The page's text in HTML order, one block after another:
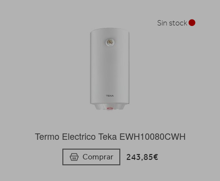
Termo Electrico Teka EWH10080CWH
Comprar 243,85€
Sin stock